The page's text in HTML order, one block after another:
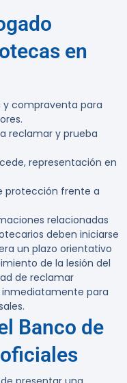
en
y compraventa para
reclamar y prueba
representación en
protección frente a
relacionadas
deben iniciarse
un plazo orientativo
de la lesión del
de reclamar
para
Banco de